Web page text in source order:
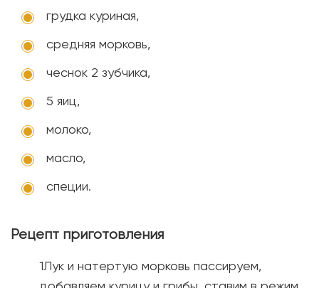
грудка куриная,
средняя морковь,
чеснок 2 зубчика,
5 яиц,
молоко,
масло,
специи.
Рецепт приготовления
Лук и натертую морковь пассируем,